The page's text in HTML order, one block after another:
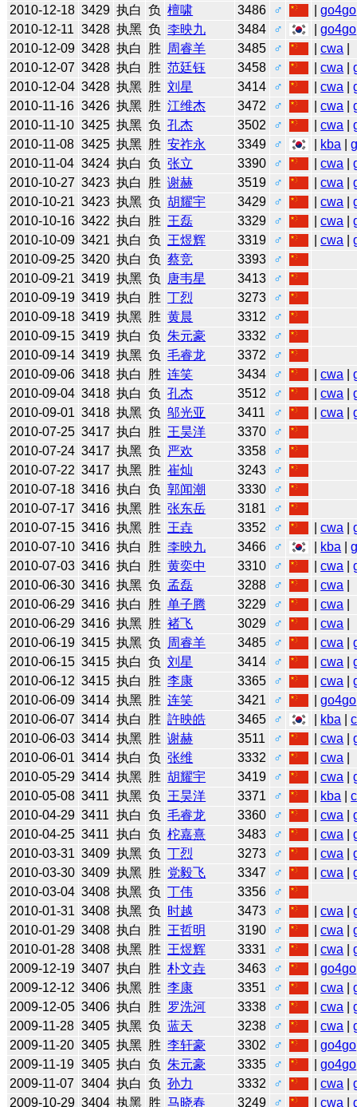
2010-12-18 3429 执白 负 檀啸 3486 ♂ |go4go
2010-12-11 3428 执黑 负 李映九 3484 ♂ |go4go
2010-12-09 3428 执白 胜 周睿羊 3485 ♂ |cwa
2010-12-07 3428 执白 胜 范廷钰 3458 ♂ |cwa |
2010-12-04 3428 执黑 胜 刘星 3414 ♂ |cwa |
2010-11-16 3426 执黑 胜 江维杰 3472 ♂ |cwa |
2010-11-10 3425 执黑 负 孔杰 3502 ♂ |cwa |
2010-11-08 3425 执黑 胜 安祚永 3349 ♂ kba |
2010-11-04 3424 执白 负 张立 3390 ♂ |cwa |
2010-10-27 3423 执白 胜 谢赫 3519 ♂ |cwa |
2010-10-21 3423 执黑 负 胡耀宇 3429 ♂ |cwa |
2010-10-16 3422 执白 胜 王磊 3329 ♂ |cwa |
2010-10-09 3421 执白 负 王煜辉 3319 ♂ |cwa |
2010-09-25 3420 执白 负 蔡竞 3393
♂
2010-09-21 3419 执黑 负 唐韦星 3413
♂
2010-09-19 3419 执白 胜 丁烈 3273
♂
2010-09-18 3419 执黑 胜 黄晨 3312
♂
2010-09-15 3419 执白 负 朱元豪 3332
♂
2010-09-14 3419 执黑 负 毛睿龙 3372
♂
2010-09-06 3418 执白 胜 连笑 3434 ♂ |cwa |
2010-09-04 3418 执白 负 孔杰 3512 ♂ |cwa |
2010-09-01 3418 执黑 负 邬光亚 3411 ♂ |cwa |
2010-07-25 3417 执白 胜 王昊洋 3370
♂
2010-07-24 3417 执黑 负 严欢 3358
♂
2010-07-22 3417 执黑 胜 崔灿 3243
♂
2010-07-18 3416 执白 负 郭闻潮 3330
♂
2010-07-17 3416 执黑 胜 张东岳 3181
♂
2010-07-15 3416 执黑 胜 王垚 3352 ♂ |cwa |
2010-07-10 3416 执白 胜 李映九 3466 ♂ kba |
2010-07-03 3416 执白 胜 黄奕中 3310 ♂ |cwa |
2010-06-30 3416 执黑 负 孟磊 3288 ♂ |cwa
2010-06-29 3416 执白 胜 单子腾 3229 ♂ |cwa
2010-06-29 3416 执黑 胜 褚飞 3029 ♂ |cwa
2010-06-19 3415 执黑 负 周睿羊 3485 ♂ |cwa |
2010-06-15 3415 执白 负 刘星 3414 ♂ |cwa |
2010-06-12 3415 执白 胜 李康 3365 ♂ |cwa |
2010-06-09 3414 执黑 胜 连笑 3421 ♂ |go4go
2010-06-07 3414 执白 胜 許映皓 3465 ♂ kba |
2010-06-03 3414 执黑 胜 谢赫 3511 ♂ |cwa |
2010-06-01 3414 执白 负 张维 3332 ♂ |cwa
2010-05-29 3414 执黑 胜 胡耀宇 3419 ♂ |cwa |
2010-05-08 3411 执黑 负 王昊洋 3371 ♂ kba |
2010-04-29 3411 执白 负 毛睿龙 3360 ♂ |cwa |
2010-04-25 3411 执白 负 柁嘉熹 3483 ♂ |cwa |
2010-03-31 3409 执黑 负 丁烈 3273 ♂ |cwa |
2010-03-30 3409 执黑 胜 党毅飞 3347 ♂ |cwa |
2010-03-04 3408 执黑 负 丁伟 3356
♂
2010-01-31 3408 执黑 负 时越 3473 ♂ |cwa |
2010-01-29 3408 执白 胜 王哲明 3190 ♂ |cwa |
2010-01-28 3408 执黑 胜 王煜辉 3331 ♂ |cwa |
2009-12-19 3407 执白 胜 朴文垚 3463 ♂ |go4go
2009-12-12 3406 执黑 胜 李康 3351 ♂ |cwa |
2009-12-05 3406 执白 胜 罗洗河 3338 ♂ |cwa |
2009-11-28 3405 执黑 负 蓝天 3238 ♂ |cwa |
2009-11-20 3405 执黑 胜 李轩豪 3302 ♂ |go4go
2009-11-19 3405 执白 负 朱元豪 3335 ♂ |go4go
2009-11-07 3404 执白 负 孙力 3332 ♂ |cwa |
2009-10-29 3404 执黑 胜 马晓春 3249 ♂ |cwa |